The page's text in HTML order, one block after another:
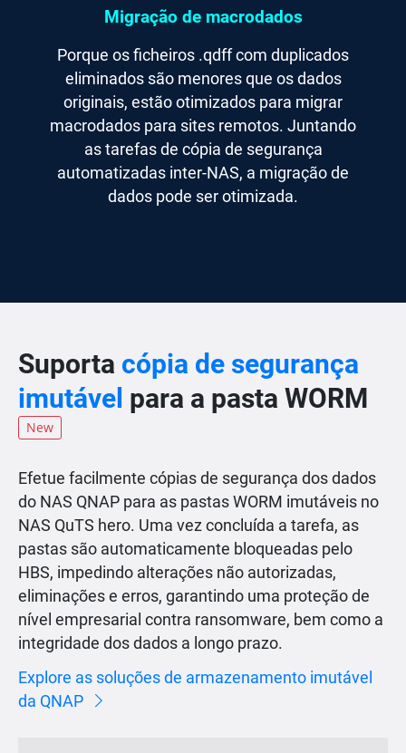
Migração de macrodados
Porque os ficheiros .qdff com duplicados
eliminados são menores que os dados
originais, estão otimizados para migrar
macrodados para sites remotos. Juntando
as tarefas de cópia de segurança
automatizadas inter-NAS, a migração de
dados pode ser otimizada.
Suporta cópia de segurança
imutável para a pasta WORM
New
Efetue facilmente cópias de segurança dos dados
do NAS QNAP para as pastas WORM imutáveis no
NAS QuTS hero. Uma vez concluída a tarefa, as
pastas são automaticamente bloqueadas pelo
HBS, impedindo alterações não autorizadas,
eliminações e erros, garantindo uma proteção de
nível empresarial contra ransomware, bem como a
integridade dos dados a longo prazo.
Explore as soluções de armazenamento imutável
da QNAP